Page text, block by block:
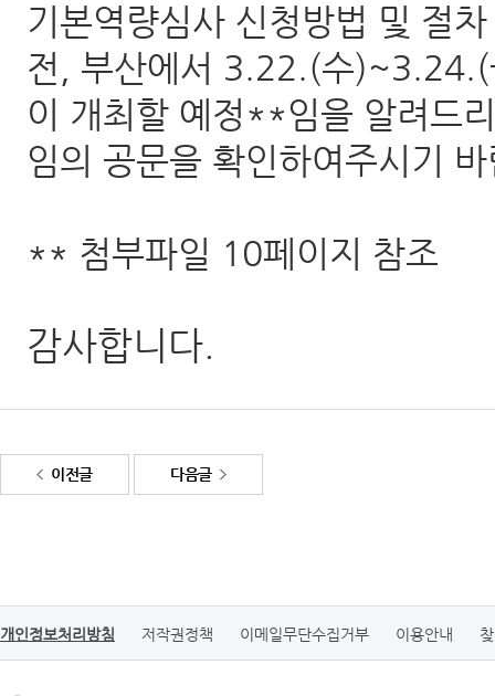
기본역량심사 신청방법 및 절
전, 부산에서 3.22.(수)~3.24.(
이 개최할 예정**임을 알려드
임의 공문을 확인하여주시기
** 첨부파일 10페이지 참조
감사합니다.
이전글 다음글
개인정보처리방침 저작권정책 이메일무단수집거부 이용안내